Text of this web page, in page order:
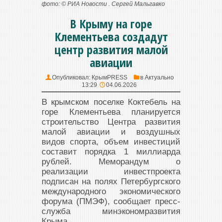
фото: © РИА Новости . Сергей Мальгавко
В Крыму на горе
Клементьева создадут
центр развития малой
авиации
Опубликовал: КрымPRESS в Актуально
13:29
04.06.2026
В крымском поселке Коктебель на
горе Клементьева планируется
строительство Центра развития
малой авиации и воздушных
видов спорта, объем инвестиций
составит порядка 1 миллиарда
рублей. Меморандум о
реализации инвестпроекта
подписан на полях Петербургского
международного экономического
форума (ПМЭФ), сообщает пресс-
служба минэкономразвития